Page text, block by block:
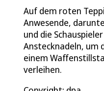
Auf dem roten
Anwesende,
und die
Anstecknadeln, um
einem
verleihen.